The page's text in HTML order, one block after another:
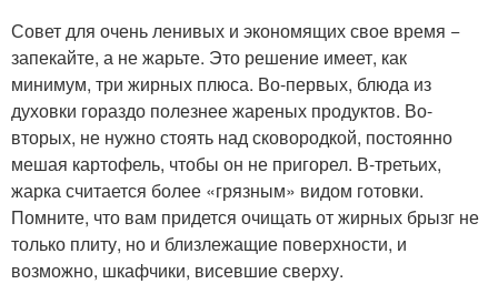
Совет для очень ленивых и экономящих свое время −
запекайте, а не жарьте. Это решение имеет, как
минимум, три жирных плюса. Во-первых, блюда из
духовки гораздо полезнее жареных продуктов. Во-
вторых, не нужно стоять над сковородкой, постоянно
мешая картофель, чтобы он не пригорел. В-третьих,
жарка считается более «грязным» видом готовки.
Помните, что вам придется очищать от жирных брызг не
только плиту, но и близлежащие поверхности, и
возможно, шкафчики, висевшие сверху.